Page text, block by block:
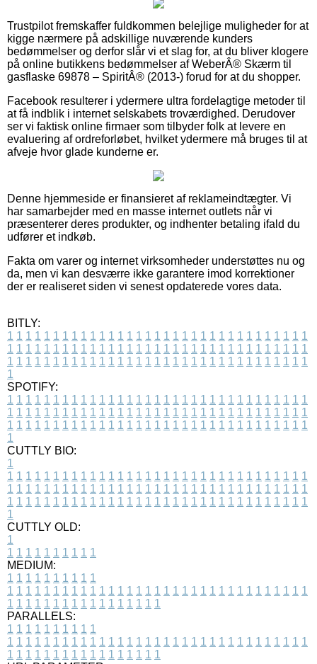
Trustpilot fremskaffer fuldkommen belejlige muligheder for at
kigge nærmere på adskillige nuværende kunders
bedømmelser og derfor slår vi et slag for, at du bliver klogere
på online butikkens bedømmelser af WeberÂ® Skærm til
gasflaske 69878 – SpiritÂ® (2013-) forud for at du shopper.
Facebook resulterer i ydermere ultra fordelagtige metoder til
at få indblik i internet selskabets troværdighed. Derudover
ser vi faktisk online firmaer som tilbyder folk at levere en
evaluering af ordreforløbet, hvilket ydermere må bruges til at
afveje hvor glade kunderne er.
Denne hjemmeside er finansieret af reklameindtægter. Vi
har samarbejder med en masse internet outlets når vi
præsenterer deres produkter, og indhenter betaling ifald du
udfører et indkøb.
Fakta om varer og internet virksomheder understøttes nu og
da, men vi kan desværre ikke garantere imod korrektioner
der er realiseret siden vi senest opdaterede vores data.
BITLY:
1 1 1 1 1 1 1 1 1 1 1 1 1 1 1 1 1 1 1 1 1 1 1 1 1 1 1 1 1 1 1 1 1
1 1 1 1 1 1 1 1 1 1 1 1 1 1 1 1 1 1 1 1 1 1 1 1 1 1 1 1 1 1 1 1 1
1 1 1 1 1 1 1 1 1 1 1 1 1 1 1 1 1 1 1 1 1 1 1 1 1 1 1 1 1 1 1 1 1
1
SPOTIFY:
1 1 1 1 1 1 1 1 1 1 1 1 1 1 1 1 1 1 1 1 1 1 1 1 1 1 1 1 1 1 1 1 1
1 1 1 1 1 1 1 1 1 1 1 1 1 1 1 1 1 1 1 1 1 1 1 1 1 1 1 1 1 1 1 1 1
1 1 1 1 1 1 1 1 1 1 1 1 1 1 1 1 1 1 1 1 1 1 1 1 1 1 1 1 1 1 1 1 1
1
CUTTLY BIO:
1
1 1 1 1 1 1 1 1 1 1 1 1 1 1 1 1 1 1 1 1 1 1 1 1 1 1 1 1 1 1 1 1 1
1 1 1 1 1 1 1 1 1 1 1 1 1 1 1 1 1 1 1 1 1 1 1 1 1 1 1 1 1 1 1 1 1
1 1 1 1 1 1 1 1 1 1 1 1 1 1 1 1 1 1 1 1 1 1 1 1 1 1 1 1 1 1 1 1 1
1
CUTTLY OLD:
1
1 1 1 1 1 1 1 1 1 1
MEDIUM:
1 1 1 1 1 1 1 1 1 1
1 1 1 1 1 1 1 1 1 1 1 1 1 1 1 1 1 1 1 1 1 1 1 1 1 1 1 1 1 1 1 1 1
1 1 1 1 1 1 1 1 1 1 1 1 1 1 1 1 1
PARALLELS:
1 1 1 1 1 1 1 1 1 1
1 1 1 1 1 1 1 1 1 1 1 1 1 1 1 1 1 1 1 1 1 1 1 1 1 1 1 1 1 1 1 1 1
1 1 1 1 1 1 1 1 1 1 1 1 1 1 1 1 1